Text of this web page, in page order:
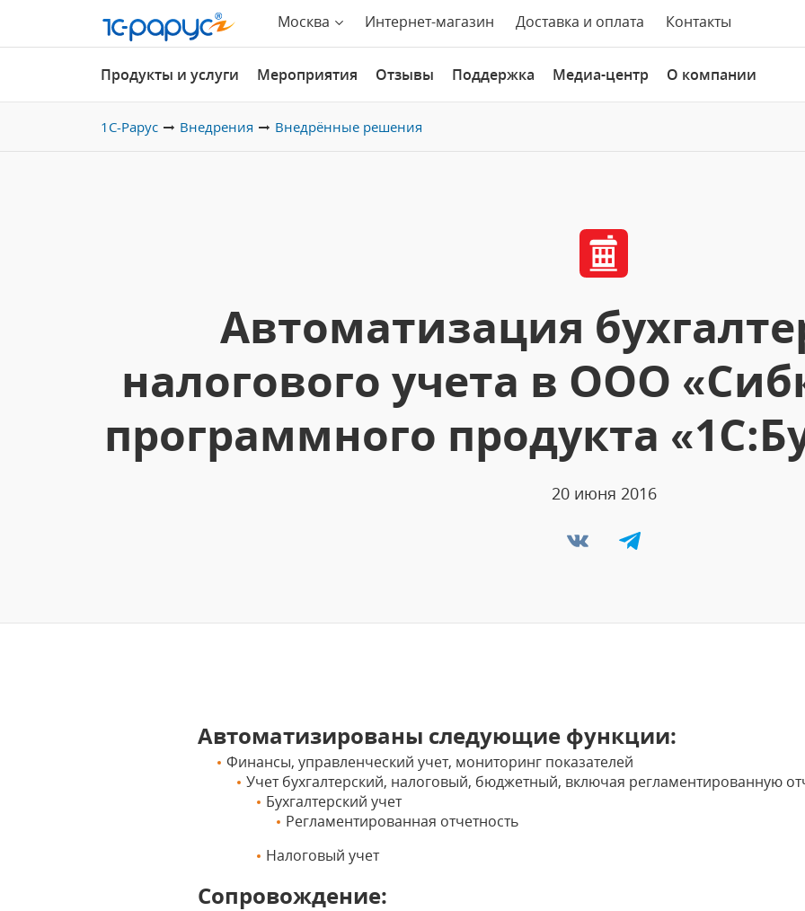
Москва Интернет-магазин Доставка и оплата Контакты
Продукты и услуги Мероприятия Отзывы Поддержка Медиа-центр О компании
1С-Рарус Внедрения Внедрённые решения
Автоматизация
налогового учета в ООО
программного продукта
20 июня 2016
Автоматизированы следующие функции:
Финансы, управленческий учет, мониторинг показателей
Учет бухгалтерский, налоговый, бюджетный, включая регламентированную
Бухгалтерский учет
Регламентированная отчетность
Налоговый учет
Сопровождение: